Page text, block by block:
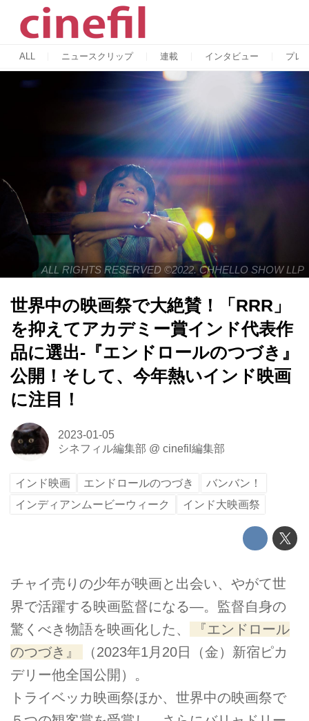
ALL ニュースクリップ 連載 インタビュー プレ
ALL RIGHTS RESERVED ©2022. CHHELLO SHOW LLP
世界中の映画祭で大絶賛！「RRR」
を抑えてアカデミー賞インド代表作
品に選出-『エンドロールのつづき』
公開！そして、今年熱いインド映画
に注目！
2023-01-05
シネフィル編集部 @ cinefil編集部
インド映画 エンドロールのつづき
バンバン！
インディアンムービーウィーク
インド大映画祭
チャイ売りの少年が映画と出会い、やがて世
界で活躍する映画監督になる―。監督自身の
驚くべき物語を映画化した、
『エンドロール
のつづき』
（2023年1月20日（金）新宿ピカ
デリー他全国公開）。
トライベッカ映画祭ほか、世界中の映画祭で